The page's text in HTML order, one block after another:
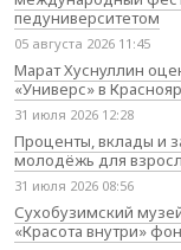
педуниверситетом
05 августа 2026 11:45
Марат Хуснуллин
«Универс» в
31 июля 2026 12:28
Проценты, вклады и
молодёжь для
31 июля 2026 08:56
Сухобузимский
«Красота внутри»